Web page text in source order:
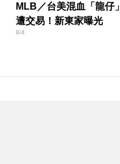
MLB／台美混血「龍仔」
遭交易！新東家曝光
8/4